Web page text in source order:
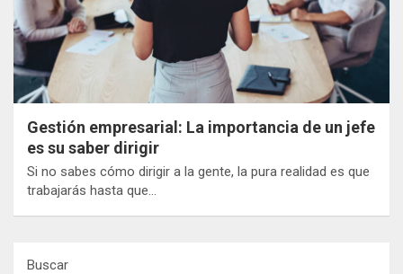
Gestión empresarial: La importancia de un jefe
es su saber dirigir
Si no sabes cómo dirigir a la gente, la pura realidad es que
trabajarás hasta que…
Buscar